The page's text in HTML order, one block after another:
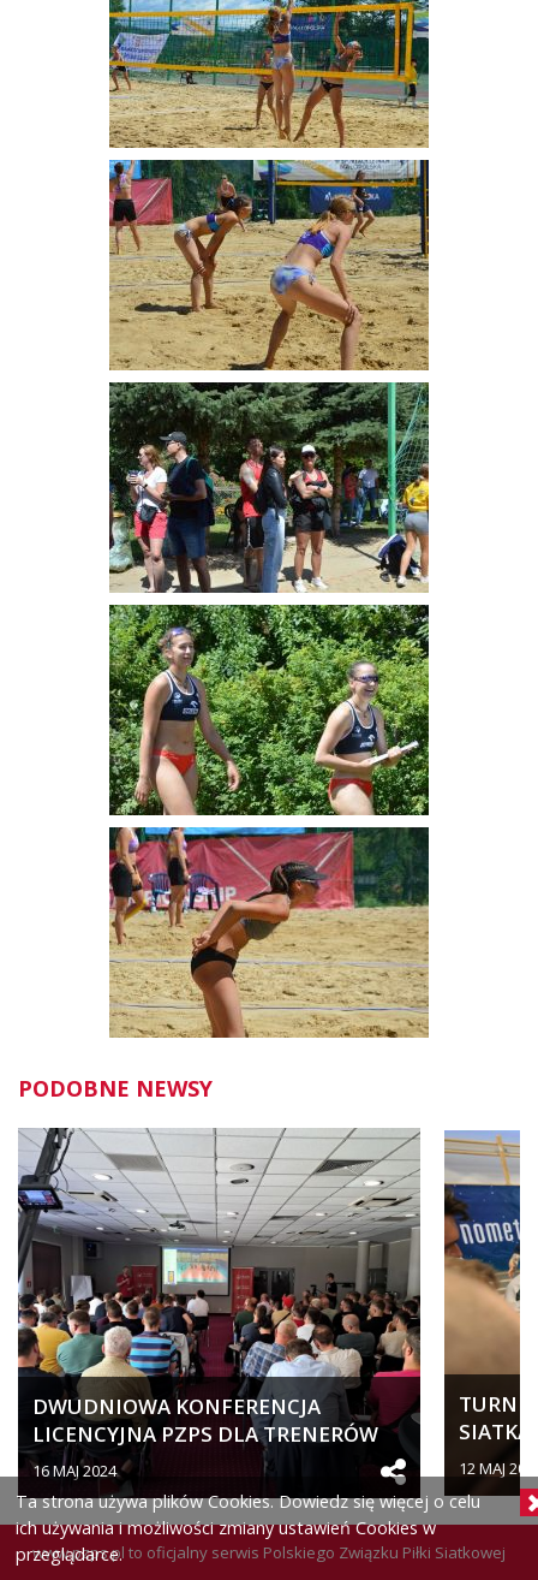
Ta strona używa plików Cookies. Dowiedz się więcej o celu
ich używania i możliwości zmiany ustawień Cookies w
przeglądarce.
PODOBNE NEWSY
DWUDNIOWA KONFERENCJA
LICENCYJNA PZPS DLA TRENERÓW
SZCZEBLA...
16 MAJ 2024 12 MAJ
www.pzps.pl to oficjalny serwis Polskiego Związku Piłki Siatkowej